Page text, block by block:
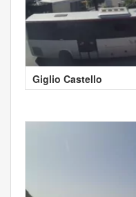
Giglio Castello